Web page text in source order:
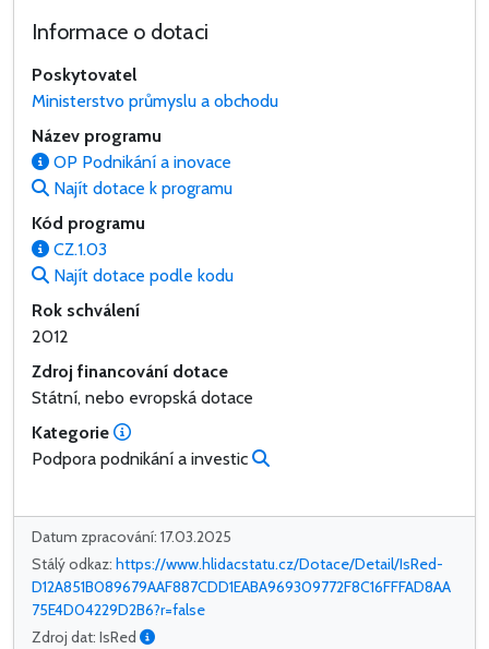
Informace o dotaci
Poskytovatel
Ministerstvo průmyslu a obchodu
Název programu
OP Podnikání a inovace
Najít dotace k programu
Kód programu
CZ.1.03
Najít dotace podle kodu
Rok schválení
2012
Zdroj financování dotace
Státní, nebo evropská dotace
Kategorie
Podpora podnikání a investic
Datum zpracování: 17.03.2025
Stálý odkaz: https://www.hlidacstatu.cz/Dotace/Detail/IsRed-
D12A851B089679AAF887CDD1EABA969309772F8C16FFFAD8AA
75E4D04229D2B6?r=false
Zdroj dat: IsRed